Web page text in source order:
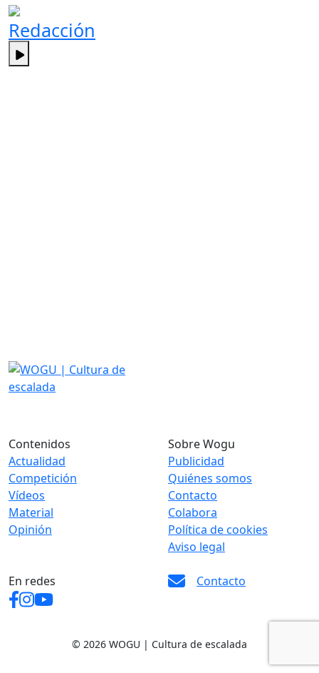
Redacción
Contenidos
Actualidad
Competición
Vídeos
Material
Opinión
Sobre Wogu
Publicidad
Quiénes somos
Contacto
Colabora
Política de cookies
Aviso legal
En redes Contacto
© 2026 WOGU | Cultura de escalada